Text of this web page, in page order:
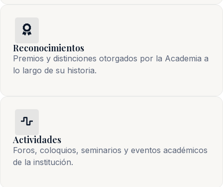
Reconocimientos
Premios y distinciones otorgados por la Academia a
lo largo de su historia.
Actividades
Foros, coloquios, seminarios y eventos académicos
de la institución.